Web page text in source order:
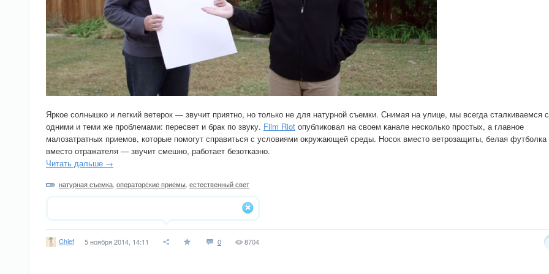
Яркое солнышко и легкий ветерок — звучит приятно, но только не для натурной съемки. Снимая на улице, мы всегда сталкиваемся с
одними и теми же проблемами: пересвет и брак по звуку. Film Riot опубликовал на своем канале несколько простых, а главное
малозатратных приемов, которые помогут справиться с условиями окружающей среды. Носок вместо ветрозащиты, белая футболка
вместо отражателя — звучит смешно, работает безотказно.
Читать дальше →
натурная съемка операторские приемы естественный свет
Chief 5 ноября 2014, 14:11 0 8704